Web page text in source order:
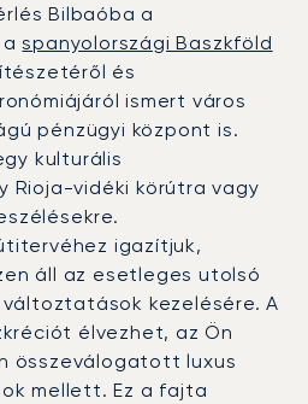
Bilbaóba a
aspanyolországi Baszkföld
és
ismert város
pénzügyi központ is.
kulturális
Rioja-vidéki körútra vagy
igazítjuk,
áll az esetleges utolsó
kezelésére. A
élvezhet, az Ön
összeválogatott luxus
mellett. Ez a fajta